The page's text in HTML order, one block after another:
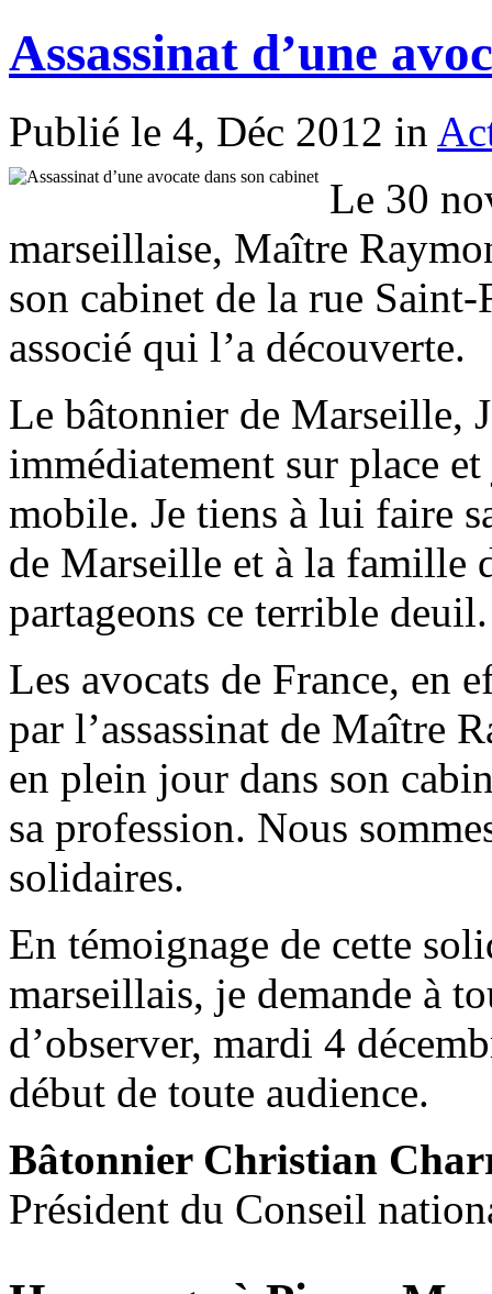
Assassinat d’une
Publié le 4, Déc 2012 in
Le 30
marseillaise, Maître
son cabinet de la rue
associé qui l’a découverte.
Le bâtonnier de Marseille,
immédiatement sur place
mobile. Je tiens à lui faire
de Marseille et à la famille
partageons ce terrible deuil.
Les avocats de France, en
par l’assassinat de Maître
en plein jour dans son
sa profession. Nous
solidaires.
En témoignage de cette
marseillais, je demande à
d’observer, mardi 4
début de toute audience.
Bâtonnier Christian
Président du Conseil